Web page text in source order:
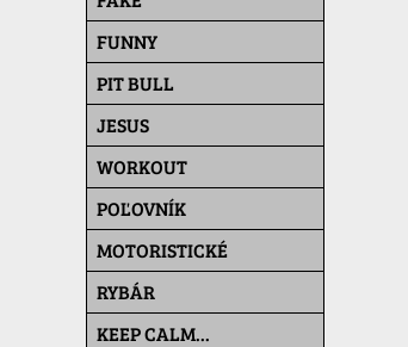
FUNNY
PIT BULL
JESUS
WORKOUT
POĽOVNÍK
MOTORISTICKÉ
RYBÁR
KEEP CALM...